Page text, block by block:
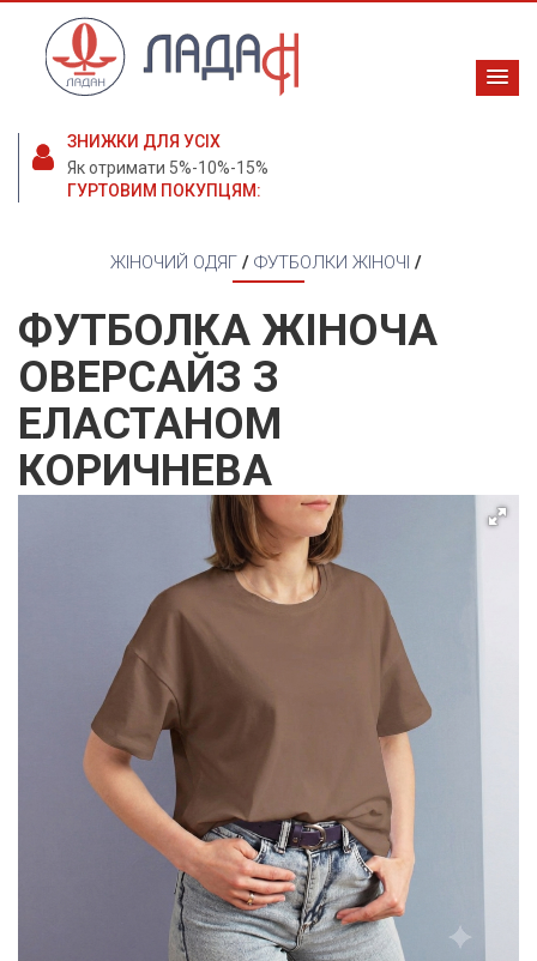
ЗНИЖКИ ДЛЯ УСІХ
Як отримати 5%-10%-15%
ГУРТОВИМ ПОКУПЦЯМ:
ЖІНОЧИЙ ОДЯГ / ФУТБОЛКИ ЖІНОЧІ /
ФУТБОЛКА ЖІНОЧА
ОВЕРСАЙЗ З
ЕЛАСТАНОМ
КОРИЧНЕВА